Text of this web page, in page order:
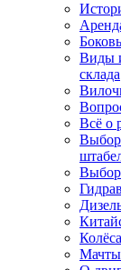
Виды
склада
Всё о
Выбор
Выбор
Мачты